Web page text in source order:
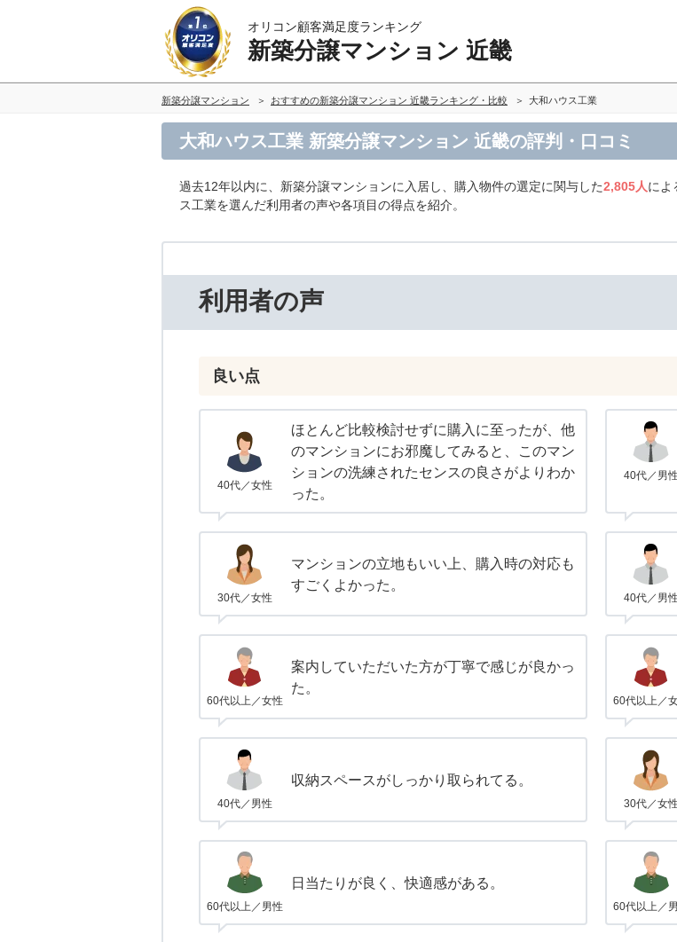
オリコン顧客満足度ランキング
新築分譲マンション 近畿
新築分譲マンション おすすめの新築分譲マンション 近畿ランキング・比較 大和ハウス工業
大和ハウス工業 新築分譲マンション 近畿の評判・口コミ
過去12年以内に、新築分譲マンションに入居し、購入物件の選定に関与した2,805人によ
ス工業を選んだ利用者の声や各項目の得点を紹介。
利用者の声
良い点
40代／女性
ほとんど比較検討せずに購入に至ったが、他
のマンションにお邪魔してみると、このマン
ションの洗練されたセンスの良さがよりわか
った。
40代／男性
30代／女性
マンションの立地もいい上、購入時の対応も
すごくよかった。
40代／男性
60代以上／女性
案内していただいた方が丁寧で感じが良かっ
た。
60代以上／
40代／男性
収納スペースがしっかり取られてる。
30代／女性
60代以上／男性
日当たりが良く、快適感がある。
60代以上／